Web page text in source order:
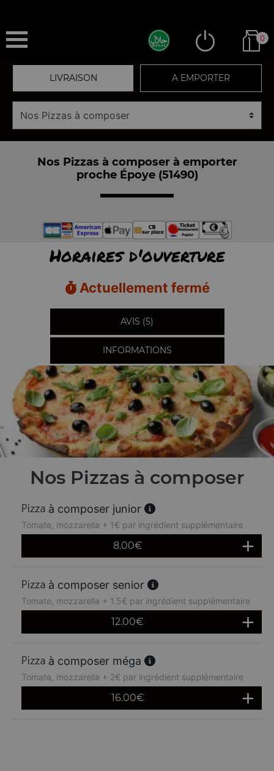
0
LIVRAISON A EMPORTER
Nos Pizzas à composer à emporter
proche Époye (51490)
Horaires d'ouverture
Actuellement fermé
AVIS (5)
INFORMATIONS
Nos Pizzas à composer
à composer junior
Tomate, mozzarella + 1€ par ingrédient supplémentaire
8.00€
à composer senior
Tomate, mozzarella + 1.5€ par ingrédient supplémentaire
12.00€
à composer méga
Tomate, mozzarella + 2€ par ingrédient supplémentaire
16.00€